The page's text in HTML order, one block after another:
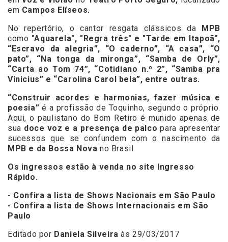
em Campos Elíseos.
No repertório, o cantor resgata clássicos da
MPB
como "Aquarela", "Regra três" e "Tarde em Itapoã",
“Escravo da alegria”, “O caderno”, “A casa”, “O
pato”, “Na tonga da mironga”, “Samba de Orly”,
“Carta ao Tom 74”, “Cotidiano n.º 2”, “Samba pra
Vinicius” e “Carolina Carol bela”, entre outras.
“Construir acordes e harmonias, fazer música e
poesia” é a profissão de Toquinho, segundo o próprio.
Aqui, o paulistano do Bom Retiro é munido apenas de
sua doce voz e a presença de palco para apresentar
sucessos que se confundem com o nascimento da
MPB e da Bossa Novano Brasil.
Os ingressos estão à venda no site
Ingresso
Rápido.
- Confira a lista de Shows Nacionais em São Paulo
- Confira a lista de Shows Internacionais em São
Paulo
Editado por Daniela Silveira às 29/03/2017